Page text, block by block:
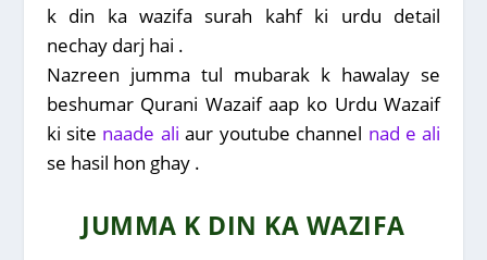
k din ka wazifa surah kahf ki urdu detail
nechay darj hai .
Nazreen jumma tul mubarak k hawalay se
beshumar Qurani Wazaif aap ko Urdu Wazaif
ki site naade ali aur youtube channel nad e ali
se hasil hon ghay .
JUMMA K DIN KA WAZIFA